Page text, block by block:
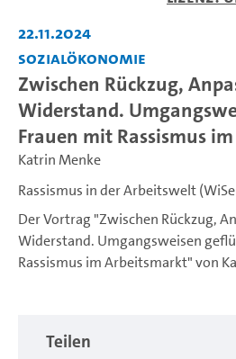
22.11.2024
Sozialökonomie
Zwischen Rückzug,
Widerstand.
Frauen mit Rassismus
Katrin Menke
Rassismus in der Arbeitswelt
Der Vortrag "Zwischen Rückzug,
Widerstand. Umgangsweisen
Rassismus im Arbeitsmarkt" von
des Fachtags zu Rassismus in der
Teilen